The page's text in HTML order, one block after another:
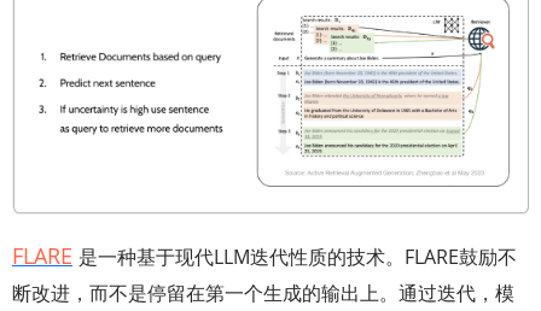
FLARE 是一种基于现代LLM迭代性质的技术。FLARE鼓励不
断改进，而不是停留在第一个生成的输出上。通过迭代，模